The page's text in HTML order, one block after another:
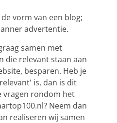
vorm van een blog;
advertentie.
samen met
die relevant staan aan
besparen. Heb je
is, dan is dit
vragen rondom het
Neem dan
realiseren wij samen